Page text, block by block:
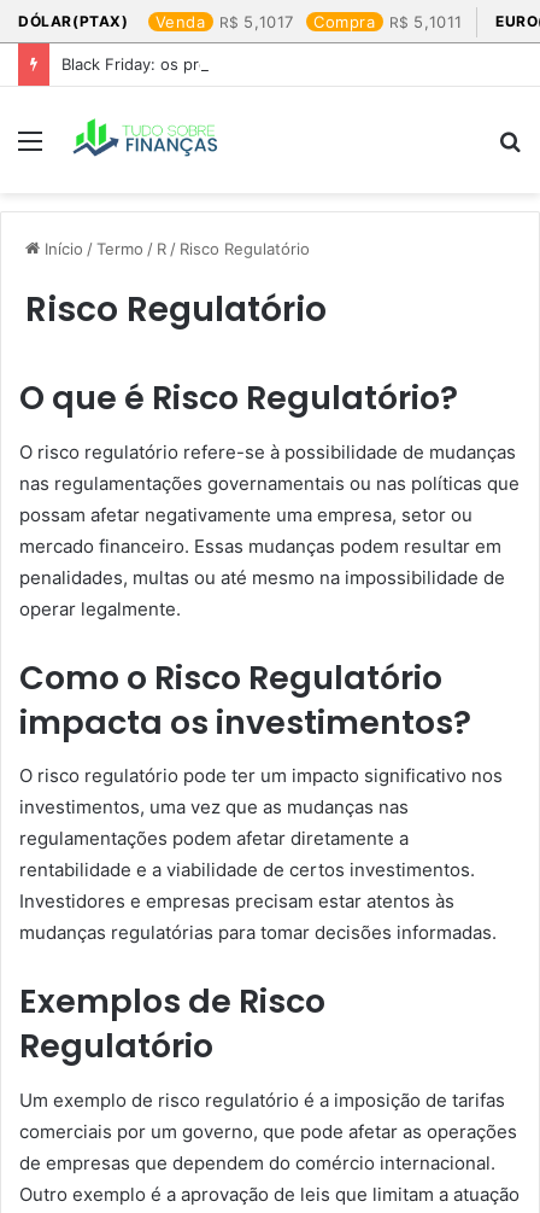
DÓLAR(PTAX) Venda 5,1017 Compra 5,1011
Black Friday: os produtos que mais valem a pena
Menu
Início /Termo / R / Risco Regulatório
Risco Regulatório
O que é Risco Regulatório?
O risco regulatório refere-se à possibilidade de mudanças
nas regulamentações governamentais ou nas políticas que
possam afetar negativamente uma empresa, setor ou
mercado financeiro. Essas mudanças podem resultar em
penalidades, multas ou até mesmo na impossibilidade de
operar legalmente.
Como o Risco Regulatório
impacta os investimentos?
O risco regulatório pode ter um impacto significativo nos
investimentos, uma vez que as mudanças nas
regulamentações podem afetar diretamente a
rentabilidade e a viabilidade de certos investimentos.
Investidores e empresas precisam estar atentos às
mudanças regulatórias para tomar decisões informadas.
Exemplos de Risco
Regulatório
Um exemplo de risco regulatório é a imposição de tarifas
comerciais por um governo, que pode afetar as operações
de empresas que dependem do comércio internacional.
Outro exemplo é a aprovação de leis que limitam a atuação